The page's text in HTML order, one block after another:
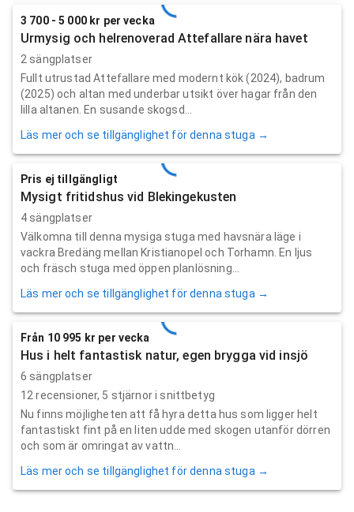
3 700 - 5 000 kr per vecka
Urmysig och helrenoverad Attefallare nära havet
2 sängplatser
Fullt utrustad Attefallare med modernt kök (2024), badrum
(2025) och altan med underbar utsikt över hagar från den
lilla altanen. En susande skogsd...
Läs mer och se tillgänglighet för denna stuga →
Pris ej tillgängligt
Mysigt fritidshus vid Blekingekusten
4 sängplatser
Välkomna till denna mysiga stuga med havsnära läge i
vackra Bredäng mellan Kristianopel och Torhamn. En ljus
och fräsch stuga med öppen planlösning...
Läs mer och se tillgänglighet för denna stuga →
Från 10 995 kr per vecka
Hus i helt fantastisk natur, egen brygga vid insjö
6 sängplatser
12 recensioner, 5 stjärnor i snittbetyg
Nu finns möjligheten att få hyra detta hus som ligger helt
fantastiskt fint på en liten udde med skogen utanför dörren
och som är omringat av vattn...
Läs mer och se tillgänglighet för denna stuga →